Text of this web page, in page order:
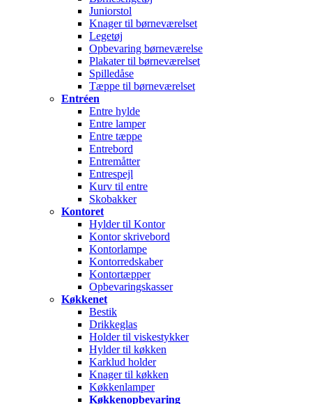
Juniorstol
Knager til børneværelset
Legetøj
Opbevaring børneværelse
Plakater til børneværelset
Spilledåse
Tæppe til børneværelset
Entréen
Entre hylde
Entre lamper
Entre tæppe
Entrebord
Entremåtter
Entrespejl
Kurv til entre
Skobakker
Kontoret
Hylder til Kontor
Kontor skrivebord
Kontorlampe
Kontorredskaber
Kontortæpper
Opbevaringskasser
Køkkenet
Bestik
Drikkeglas
Holder til viskestykker
Hylder til køkken
Karklud holder
Knager til køkken
Køkkenlamper
Køkkenopbevaring